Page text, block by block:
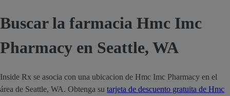
Buscar la farmacia Hmc Imc
Pharmacy en Seattle, WA
Inside Rx se asocia con una ubicacion de Hmc Imc Pharmacy en el
área de Seattle, WA. Obtenga su tarjeta de descuento gratuita de Hmc